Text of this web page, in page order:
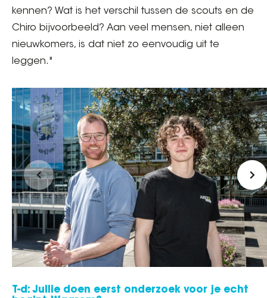
kennen? Wat is het verschil tussen de scouts en de
Chiro bijvoorbeeld? Aan veel mensen, niet alleen
nieuwkomers, is dat niet zo eenvoudig uit te
leggen."
T-d: Jullie doen eerst onderzoek voor je echt